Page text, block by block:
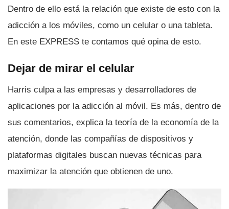
Dentro de ello está la relación que existe de esto con la
adicción a los móviles, como un celular o una tableta.
En este EXPRESS te contamos qué opina de esto.
Dejar de mirar el celular
Harris culpa a las empresas y desarrolladores de
aplicaciones por la adicción al móvil. Es más, dentro de
sus comentarios, explica la teorí­a de la economí­a de la
atención, donde las compañí­as de dispositivos y
plataformas digitales buscan nuevas técnicas para
maximizar la atención que obtienen de uno.